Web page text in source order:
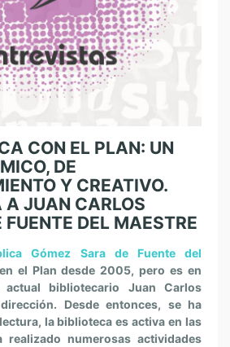
CON EL PLAN: UN
DE
Y CREATIVO.
A JUAN CARLOS
FUENTE DEL MAESTRE
Gómez Sara de Fuente del
el Plan desde 2005, pero es en
bibliotecario Juan Carlos
Desde entonces, se ha
la biblioteca es activa en las
realizado numerosas actividades